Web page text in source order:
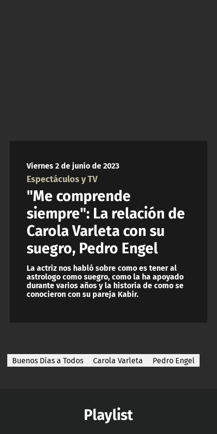
Viernes 2 de junio de 2023
Espectáculos y TV
"Me comprende
siempre": La relación de
Carola Varleta con su
suegro, Pedro Engel
La actriz nos habló sobre como es tener al
astrologo como suegro, como la ha apoyado
durante varios años y la historia de como se
conocieron con su pareja Kabir.
Buenos Días a Todos Carola Varleta Pedro Engel
Playlist